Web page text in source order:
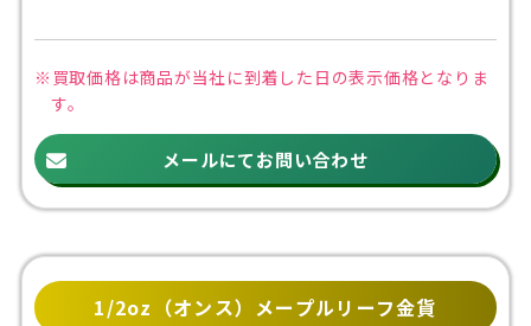
※買取価格は商品が当社に到着した日の表示価格となりま
す。
メールにてお問い合わせ
1/2oz（オンス）メープルリーフ金貨